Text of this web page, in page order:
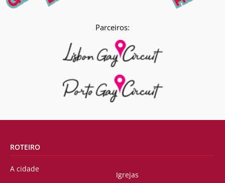
Parceiros:
ROTEIRO
A cidade
Igrejas